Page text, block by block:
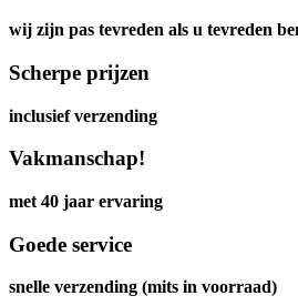
wij zijn pas tevreden als u tevreden
Scherpe prijzen
inclusief verzending
Vakmanschap!
met 40 jaar ervaring
Goede service
snelle verzending (mits in voorraad)